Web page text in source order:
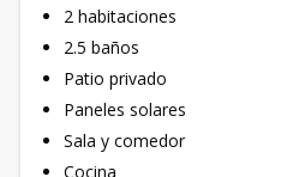
2 habitaciones
2.5 baños
Patio privado
Paneles solares
Sala y comedor
Cocina